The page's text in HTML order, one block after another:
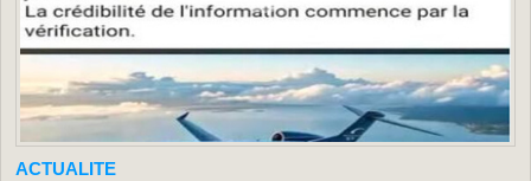
ACTUALITE